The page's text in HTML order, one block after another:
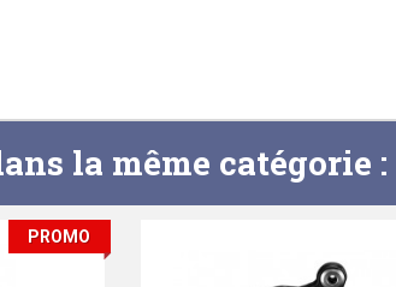
la même catégorie :
PROMO